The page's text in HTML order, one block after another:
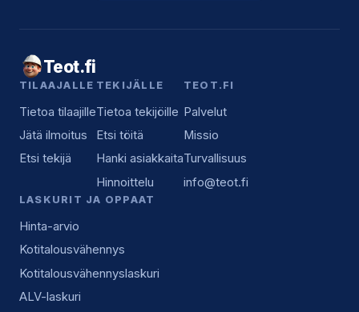
Teot.fi
TILAAJALLE
Tietoa tilaajille
Jätä ilmoitus
Etsi tekijä
TEKIJÄLLE
Tietoa tekijöille
Etsi töitä
Hanki asiakkaita
Hinnoittelu
TEOT.FI
Palvelut
Missio
Turvallisuus
info@teot.fi
LASKURIT JA OPPAAT
Hinta-arvio
Kotitalousvähennys
Kotitalousvähennyslaskuri
ALV-laskuri